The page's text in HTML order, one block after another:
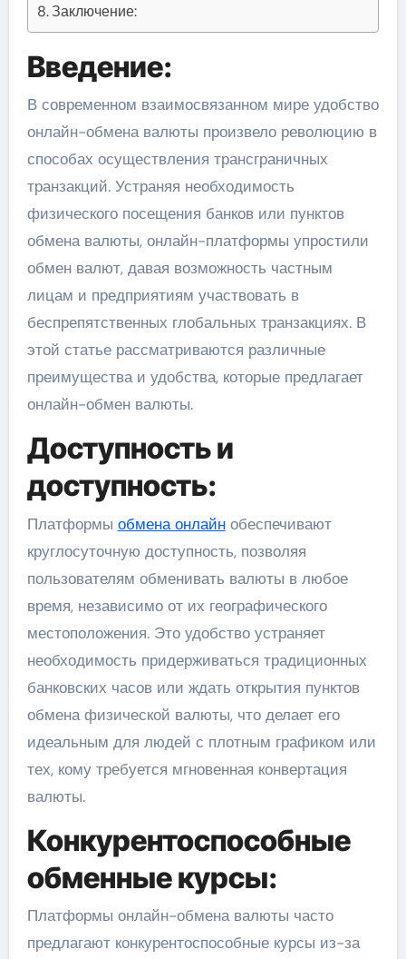
Заключение:
Введение:
В современном взаимосвязанном мире удобство
онлайн-обмена валюты произвело революцию в
способах осуществления трансграничных
транзакций. Устраняя необходимость
физического посещения банков или пунктов
обмена валюты, онлайн-платформы упростили
обмен валют, давая возможность частным
лицам и предприятиям участвовать в
беспрепятственных глобальных транзакциях. В
этой статье рассматриваются различные
преимущества и удобства, которые предлагает
онлайн-обмен валюты.
Доступность и
доступность:
Платформы обмена онлайнобеспечивают
круглосуточную доступность, позволяя
пользователям обменивать валюты в любое
время, независимо от их географического
местоположения. Это удобство устраняет
необходимость придерживаться традиционных
банковских часов или ждать открытия пунктов
обмена физической валюты, что делает его
идеальным для людей с плотным графиком или
тех, кому требуется мгновенная конвертация
валюты.
Конкурентоспособные
обменные курсы:
Платформы онлайн-обмена валюты часто
предлагают конкурентоспособные курсы из-за